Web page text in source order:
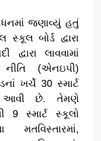
જણાવ્યું હતું
બોર્ડ દ્વારા
દ્વારા લાવવામાં
(એનઇપી)
ખર્ચે 30 સ્માર્ટ
આવી છે. તેમણે
9 સ્માર્ટ સ્કૂલો
મતવિસ્તારમાં,